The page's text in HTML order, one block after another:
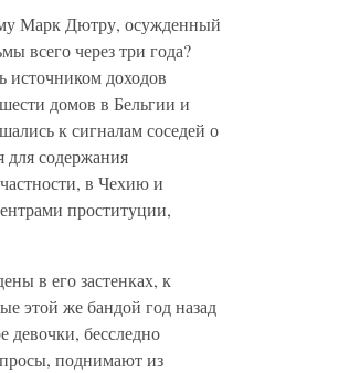
Марк Дютру, осужденный
всего через три года?
источником доходов
домов в Бельгии и
к сигналам соседей о
для содержания
в Чехию и
проституции,
в его застенках, к
этой же бандой год назад
девочки, бесследно
поднимают из